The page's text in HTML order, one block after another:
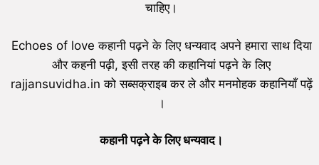
चाहिए।
Echoes of love कहानी पढ़ने के लिए धन्यवाद अपने हमारा साथ दिया
और कहनी पढ़ी, इसी तरह की कहानियां पढ़ने के लिए
rajjansuvidha.in को सब्सक्राइब कर ले और मनमोहक कहानियाँ पढ़ें
।
कहानी पढ़ने के लिए धन्यवाद।